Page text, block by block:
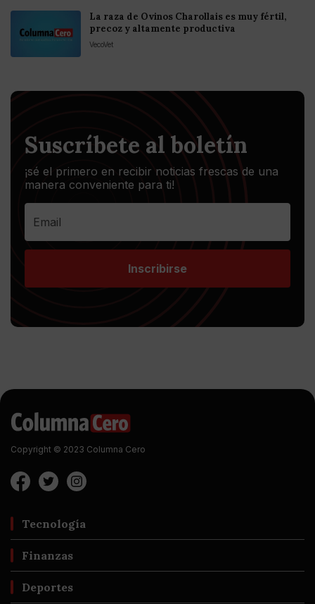
La raza de Ovinos Charollais es muy fértil,
precoz y altamente productiva
VecoVet
Suscríbete al boletín
¡sé el primero en recibir noticias frescas de una
manera conveniente para ti!
Inscribirse
Copyright © 2023 Columna Cero
Tecnología
Finanzas
Deportes